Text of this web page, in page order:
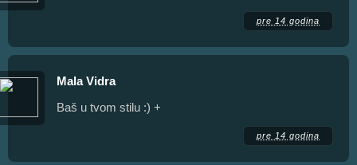
pre 14 godina
Mala Vidra
Baš u tvom stilu :) +
pre 14 godina